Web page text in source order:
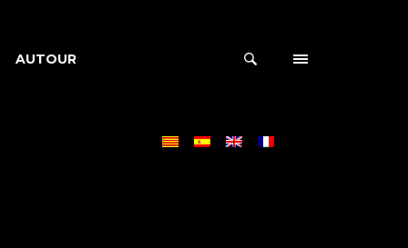
AUTOUR